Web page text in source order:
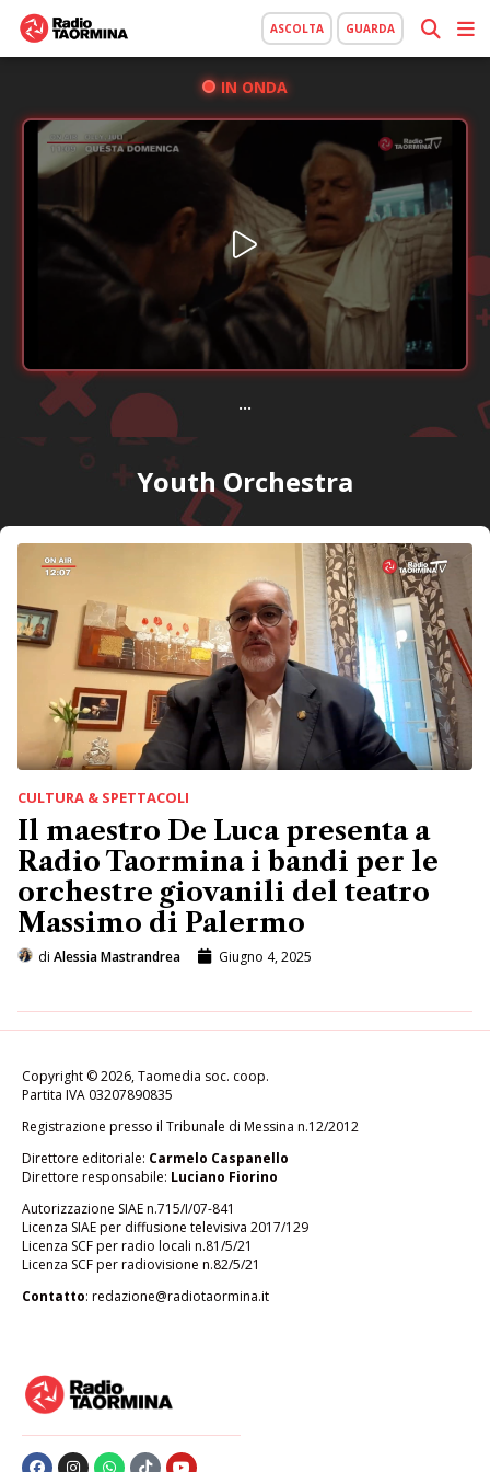
ASCOLTA GUARDA
IN ONDA
...
Youth Orchestra
CULTURA & SPETTACOLI
Il maestro De Luca presenta a
Radio Taormina i bandi per le
orchestre giovanili del teatro
Massimo di Palermo
di Alessia Mastrandrea Giugno 4, 2025
Copyright © 2026, Taomedia soc. coop.
Partita IVA 03207890835
Registrazione presso il Tribunale di Messina n.12/2012
Direttore editoriale: Carmelo Caspanello
Direttore responsabile: Luciano Fiorino
Autorizzazione SIAE n.715/I/07-841
Licenza SIAE per diffusione televisiva 2017/129
Licenza SCF per radio locali n.81/5/21
Licenza SCF per radiovisione n.82/5/21
Contatto: redazione@radiotaormina.it